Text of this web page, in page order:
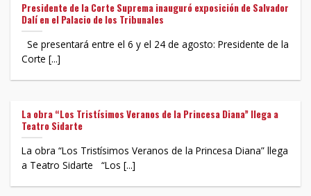
Presidente de la Corte Suprema inauguró exposición de Salvador
Dalí en el Palacio de los Tribunales
Se presentará entre el 6 y el 24 de agosto: Presidente de la
Corte [...]
La obra “Los Tristísimos Veranos de la Princesa Diana” llega a
Teatro Sidarte
La obra “Los Tristísimos Veranos de la Princesa Diana” llega
a Teatro Sidarte “Los [...]